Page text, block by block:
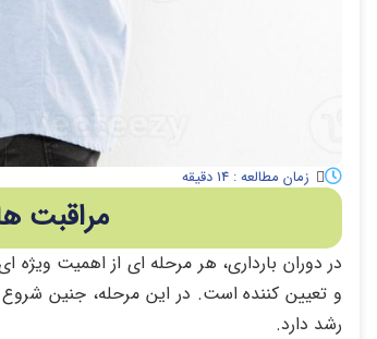
زمان مطالعه : 14 دقیقه
مراقبت
در دوران بارداری، هر مرحله‌ ای از اهمیت ویژه‌
و تعیین‌ کننده است. در این مرحله، جنین
رشد دارد.